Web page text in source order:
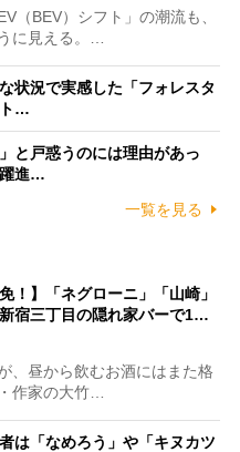
（BEV）シフト」の潮流も、
に見える。…
状況で実感した「フォレスタ
…
と戸惑うのには理由があっ
進…
一覧を見る
！】「ネグローニ」「山崎」
新宿三丁目の隠れ家バーで1…
、昼から飲むお酒にはまた格
作家の大竹…
は「なめろう」や「キヌカツ